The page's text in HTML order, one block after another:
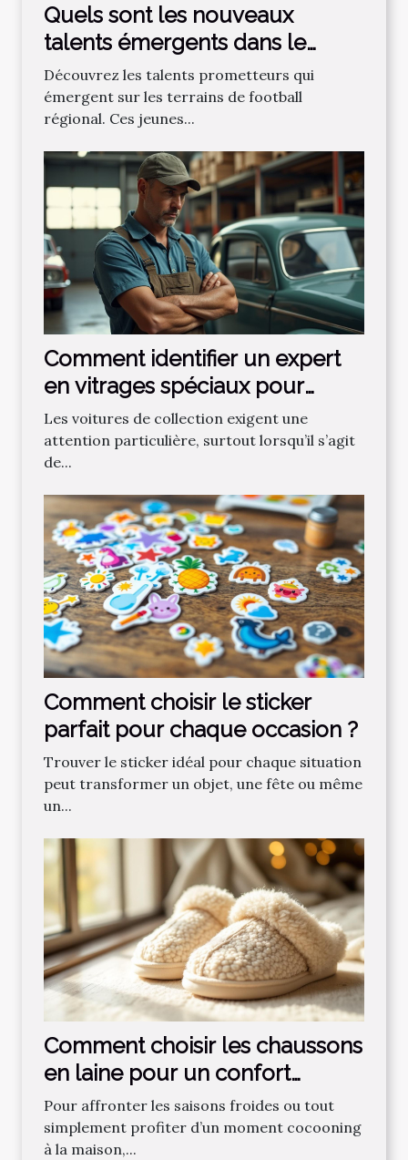
Quels sont les nouveaux
talents émergents dans le
football régional ?
Découvrez les talents prometteurs qui
émergent sur les terrains de football
régional. Ces jeunes...
Comment identifier un expert
en vitrages spéciaux pour
voitures de collection ?
Les voitures de collection exigent une
attention particulière, surtout lorsqu’il s’agit
de...
Comment choisir le sticker
parfait pour chaque occasion ?
Trouver le sticker idéal pour chaque situation
peut transformer un objet, une fête ou même
un...
Comment choisir les chaussons
en laine pour un confort
optimal ?
Pour affronter les saisons froides ou tout
simplement profiter d’un moment cocooning
à la maison,...